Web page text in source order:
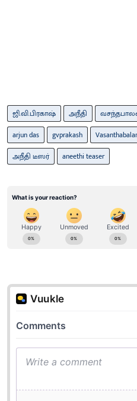
ஜி.வி.பிரகாஷ் அநீதி
arjun das
gvprakash
அநீதி டீஸர்
aneethi teaser